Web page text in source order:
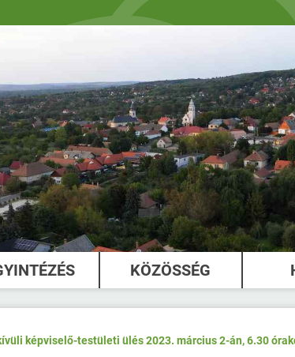
KÖZÖSSÉG
képviselő-testületi ülés 2023. március 2-án, 6.30